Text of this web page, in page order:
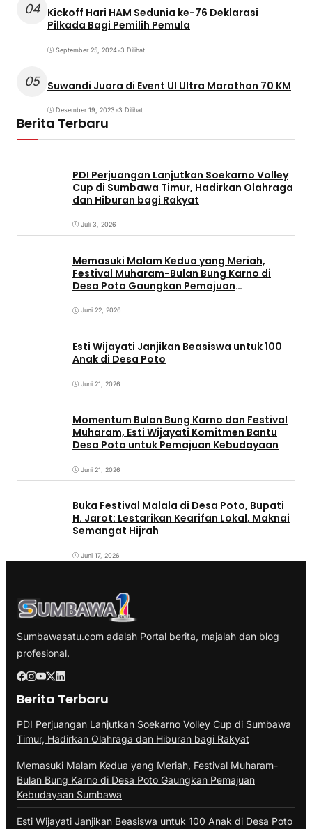
04 Kickoff Hari HAM Sedunia ke-76 Deklarasi
Pilkada Bagi Pemilih Pemula
September 25, 2024•3 Dilihat
05 Suwandi Juara di Event UI Ultra Marathon 70 KM
Desember 19, 2023•3 Dilihat
Berita Terbaru
PDI Perjuangan Lanjutkan Soekarno Volley
Cup di Sumbawa Timur, Hadirkan Olahraga
dan Hiburan bagi Rakyat
Juli 3, 2026
Memasuki Malam Kedua yang Meriah,
Festival Muharam-Bulan Bung Karno di
Desa Poto Gaungkan Pemajuan
Juni 22, 2026
Esti Wijayati Janjikan Beasiswa untuk 100
Anak di Desa Poto
Juni 21, 2026
Momentum Bulan Bung Karno dan Festival
Muharam, Esti Wijayati Komitmen Bantu
Desa Poto untuk Pemajuan Kebudayaan
Juni 21, 2026
Buka Festival Malala di Desa Poto, Bupati
H. Jarot: Lestarikan Kearifan Lokal, Maknai
Semangat Hijrah
Juni 17, 2026
Sumbawasatu.com adalah Portal berita, majalah dan blog
profesional.
Berita Terbaru
PDI Perjuangan Lanjutkan Soekarno Volley Cup di Sumbawa
Timur, Hadirkan Olahraga dan Hiburan bagi Rakyat
Memasuki Malam Kedua yang Meriah, Festival Muharam-
Bulan Bung Karno di Desa Poto Gaungkan Pemajuan
Kebudayaan Sumbawa
Esti Wijayati Janjikan Beasiswa untuk 100 Anak di Desa Poto